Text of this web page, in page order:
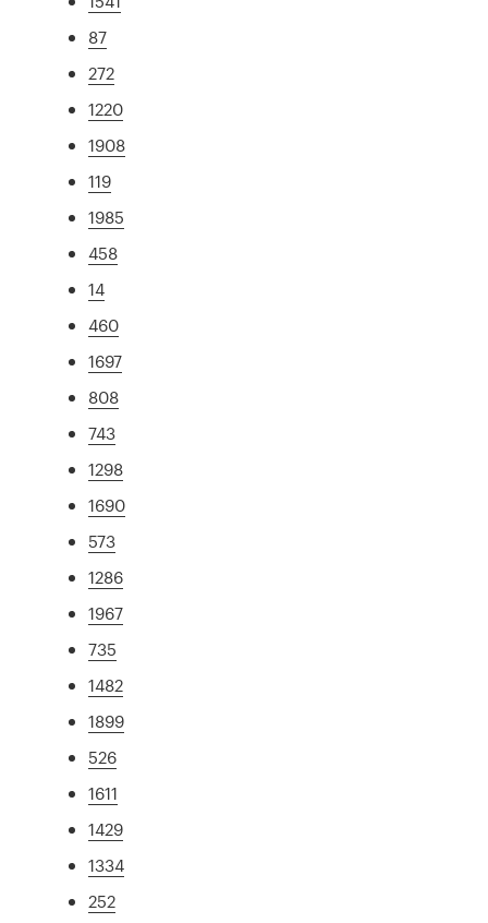
87
272
1220
1908
119
1985
458
14
460
1697
808
743
1298
1690
573
1286
1967
735
1482
1899
526
1611
1429
1334
252